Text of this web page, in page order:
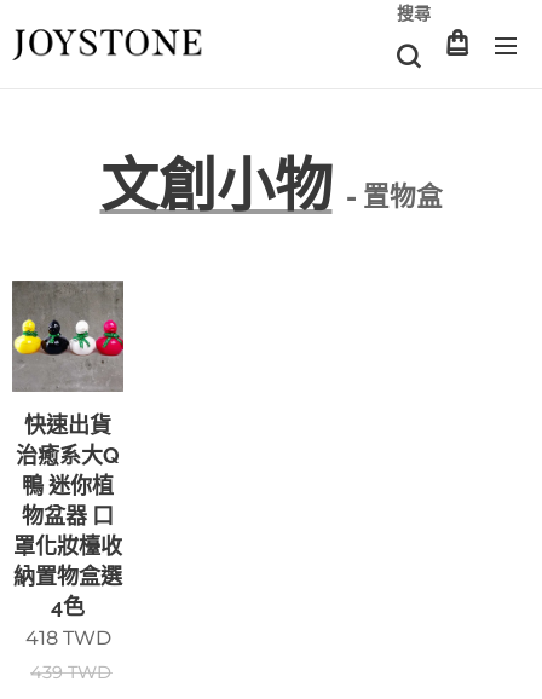
搜尋
文創小物 - 置物盒
快速出貨
治癒系大Q
鴨 迷你植
物盆器 口
罩化妝檯收
納置物盒選
4色
418TWD
439TWD